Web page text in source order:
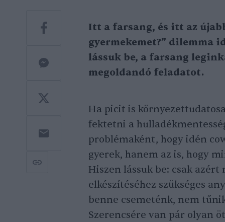
Itt a farsang, és itt az
gyermekemet?” dilemma
lássuk be, a farsang
megoldandó feladatot.
Ha picit is
fektetni a
problémaként, hogy idén
gyerek, hanem az is, hogy
Hiszen lássuk be: csak
elkészítéséhez szükséges
benne csemeténk, nem
Szerencsére van pár olyan